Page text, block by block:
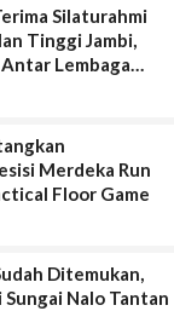
Silaturahmi
Tinggi Jambi,
Lembaga
Merdeka Run
Floor Game
Ditemukan,
Nalo Tantan